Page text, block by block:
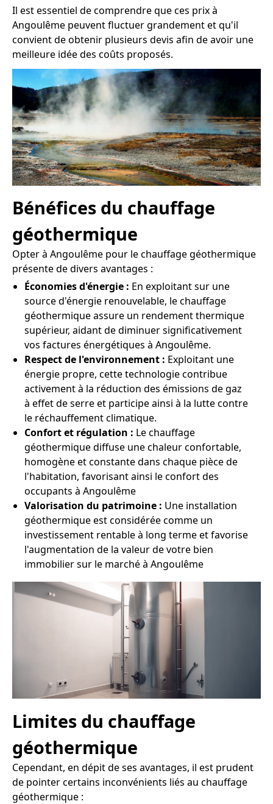
Il est essentiel de comprendre que ces prix à
Angoulême peuvent fluctuer grandement et qu'il
convient de obtenir plusieurs devis afin de avoir une
meilleure idée des coûts proposés.
Bénéfices du chauffage
géothermique
Opter à Angoulême pour le chauffage géothermique
présente de divers avantages :
Économies d'énergie : En exploitant sur une
source d'énergie renouvelable, le chauffage
géothermique assure un rendement thermique
supérieur, aidant de diminuer significativement
vos factures énergétiques à Angoulême.
Respect de l'environnement : Exploitant une
énergie propre, cette technologie contribue
activement à la réduction des émissions de gaz
à effet de serre et participe ainsi à la lutte contre
le réchauffement climatique.
Confort et régulation : Le chauffage
géothermique diffuse une chaleur confortable,
homogène et constante dans chaque pièce de
l'habitation, favorisant ainsi le confort des
occupants à Angoulême
Valorisation du patrimoine : Une installation
géothermique est considérée comme un
investissement rentable à long terme et favorise
l'augmentation de la valeur de votre bien
immobilier sur le marché à Angoulême
Limites du chauffage
géothermique
Cependant, en dépit de ses avantages, il est prudent
de pointer certains inconvénients liés au chauffage
géothermique :